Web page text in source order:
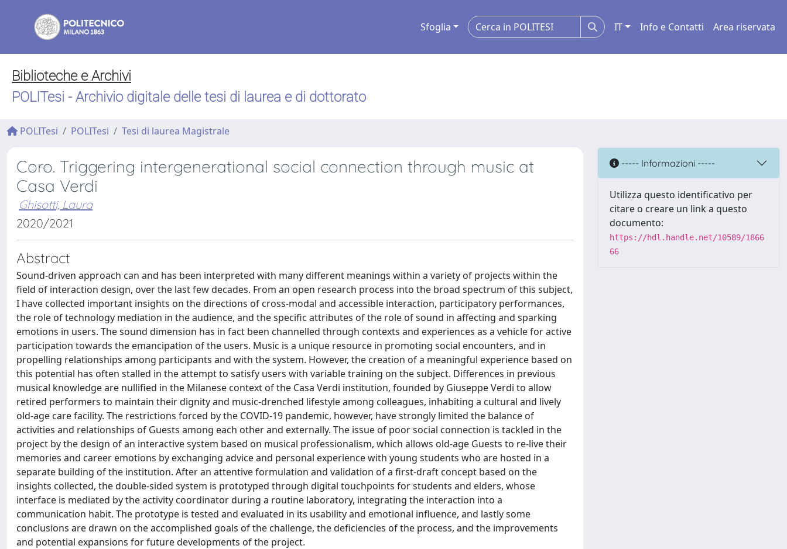
Sfoglia IT Info e Contatti Area riservata
Biblioteche e Archivi
POLITesi - Archivio digitale delle tesi di laurea e di dottorato
POLITesi POLITesi Tesi di laurea Magistrale
Coro. Triggering intergenerational social connection through music at
Casa Verdi
Ghisotti, Laura
2020/2021
Abstract
Sound-driven approach can and has been interpreted with many different meanings within a variety of projects within the
field of interaction design, over the last few decades. From an open research process into the broad spectrum of this subject,
I have collected important insights on the directions of cross-modal and accessible interaction, participatory performances,
the role of technology mediation in the audience, and the specific attributes of the role of sound in affecting and sparking
emotions in users. The sound dimension has in fact been channelled through contexts and experiences as a vehicle for active
participation towards the emancipation of the users. Music is a unique resource in promoting social encounters, and in
propelling relationships among participants and with the system. However, the creation of a meaningful experience based on
this potential has often stalled in the attempt to satisfy users with variable training on the subject. Differences in previous
musical knowledge are nullified in the Milanese context of the Casa Verdi institution, founded by Giuseppe Verdi to allow
retired performers to maintain their dignity and music-drenched lifestyle among colleagues, inhabiting a cultural and lively
old-age care facility. The restrictions forced by the COVID-19 pandemic, however, have strongly limited the balance of
activities and relationships of Guests among each other and externally. The issue of poor social connection is tackled in the
project by the design of an interactive system based on musical professionalism, which allows old-age Guests to re-live their
memories and career emotions by exchanging advice and personal experience with young students who are hosted in a
separate building of the institution. After an attentive formulation and validation of a first-draft concept based on the
insights collected, the double-sided system is prototyped through digital touchpoints for students and elders, whose
interface is mediated by the activity coordinator during a routine laboratory, integrating the interaction into a
communication habit. The prototype is tested and evaluated in its usability and emotional influence, and lastly some
conclusions are drawn on the accomplished goals of the challenge, the deficiencies of the process, and the improvements
and potential expansions for future developments of the project.
----- Informazioni -----
Utilizza questo identificativo per
citare o creare un link a questo
documento:
https://hdl.handle.net/10589/1866
66